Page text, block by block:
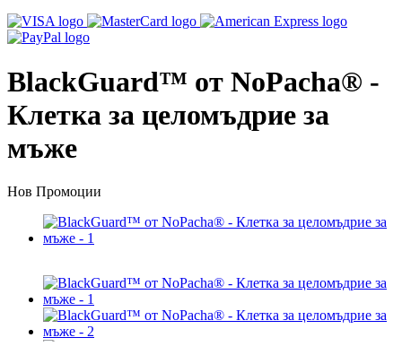
BlackGuard™ от NoPacha® -
Клетка за целомъдрие за
мъже
Нов Промоции